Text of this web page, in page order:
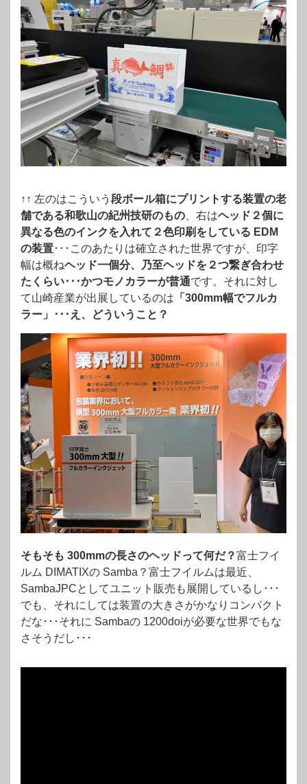
↑↑ 左のはこういう 段ボール箱にプリントする装置の老
舗である和歌山の紀州技研のもの 、右はヘッド２個に
異なる色のインクを入れて２色印刷をしている EDM
の装置･･･このあたりは確立された世界ですが、印字
幅は概ねヘッド一個分、乃至ヘッドを２つ繋ぎ合わせ
たくらい･･･かつモノカラーが普通です。それに対し
て山崎産業が出展しているのは 「300mm幅でフルカ
ラー」･･･え、どういうこと？
そもそも 300mmの長さのヘッドって何だ？富士フイ
ルム DIMATIXの Samba？富士フイルムは最近、
SambaJPCとしてユニット販売も展開しているし･･･
でも、それにしては装置の大きさがかなりコンパクト
だな･･･それに Sambaの 1200doiが必要な世界でもな
さそうだし･･･